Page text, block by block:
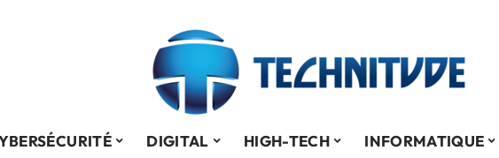
DIGITAL HIGH-TECH INFORMATIQUE